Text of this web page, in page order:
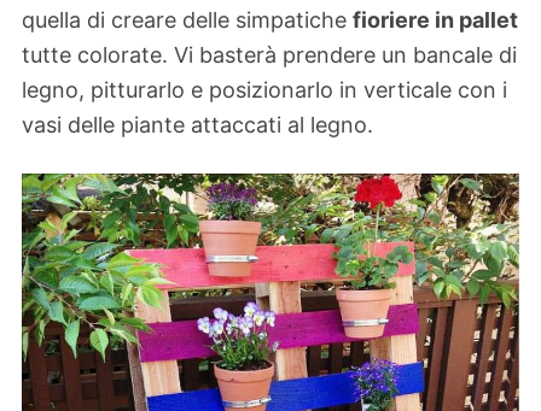
quella di creare delle simpatiche fioriere in pallet
tutte colorate. Vi basterà prendere un bancale di
legno, pitturarlo e posizionarlo in verticale con i
vasi delle piante attaccati al legno.